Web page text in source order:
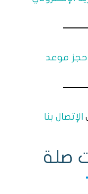
حجز موعد
الإتصال بنا
صلة